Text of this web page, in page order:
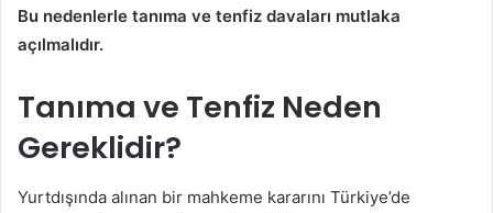
Bu nedenlerle tanıma ve tenfiz davaları mutlaka
açılmalıdır.
Tanıma ve Tenfiz Neden
Gereklidir?
Yurtdışında alınan bir mahkeme kararını Türkiye’de